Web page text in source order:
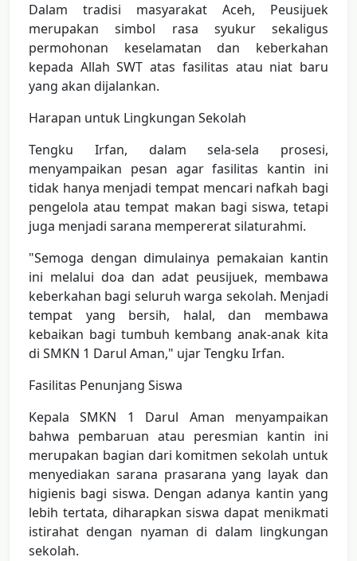
Dalam tradisi masyarakat Aceh, Peusijuek
merupakan simbol rasa syukur sekaligus
permohonan keselamatan dan keberkahan
kepada Allah SWT atas fasilitas atau niat baru
yang akan dijalankan.
Harapan untuk Lingkungan Sekolah
Tengku Irfan, dalam sela-sela prosesi,
menyampaikan pesan agar fasilitas kantin ini
tidak hanya menjadi tempat mencari nafkah bagi
pengelola atau tempat makan bagi siswa, tetapi
juga menjadi sarana mempererat silaturahmi.
"Semoga dengan dimulainya pemakaian kantin
ini melalui doa dan adat peusijuek, membawa
keberkahan bagi seluruh warga sekolah. Menjadi
tempat yang bersih, halal, dan membawa
kebaikan bagi tumbuh kembang anak-anak kita
di SMKN 1 Darul Aman," ujar Tengku Irfan.
Fasilitas Penunjang Siswa
Kepala SMKN 1 Darul Aman menyampaikan
bahwa pembaruan atau peresmian kantin ini
merupakan bagian dari komitmen sekolah untuk
menyediakan sarana prasarana yang layak dan
higienis bagi siswa. Dengan adanya kantin yang
lebih tertata, diharapkan siswa dapat menikmati
istirahat dengan nyaman di dalam lingkungan
sekolah.